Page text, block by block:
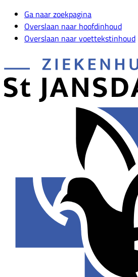
Ga naar zoekpagina
Overslaan naar hoofdinhoud
Overslaan naar voettekstinhoud